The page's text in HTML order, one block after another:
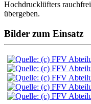
Hochdrucklüfters
übergeben.
Bilder zum Einsatz